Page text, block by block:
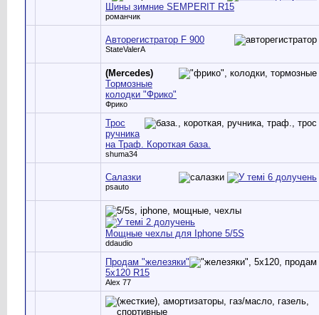
Шины зимние SEMPERIT R15
романчик
Авторегистратор F 900
StateValerA
(Mercedes)
Тормозные
колодки "Фрико"
Фрико
Трос
ручника
на Траф. Короткая база.
shuma34
Салазки
psauto
Мощные чехлы для Iphone 5/5S
ddaudio
Продам "железяки"
5х120 R15
Alex 77